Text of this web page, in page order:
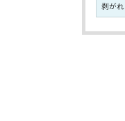
剥がれ